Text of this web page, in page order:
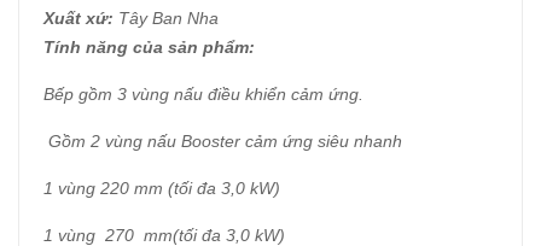
Xuất xứ: Tây Ban Nha
Tính năng của sản phẩm:
Bếp gồm 3 vùng nấu điều khiển cảm ứng.
Gồm 2 vùng nấu Booster cảm ứng siêu nhanh
1 vùng 220 mm ​​(tối đa 3,0 kW)
1 vùng 270 mm(tối đa 3,0 kW)